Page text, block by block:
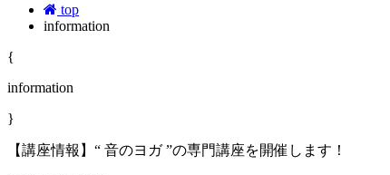
top
information
{
information
}
【講座情報】“ 音のヨガ ”の専門講座を開催します！